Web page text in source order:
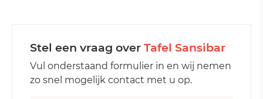
Stel een vraag over Tafel Sansibar
Vul onderstaand formulier in en wij nemen
zo snel mogelijk contact met u op.